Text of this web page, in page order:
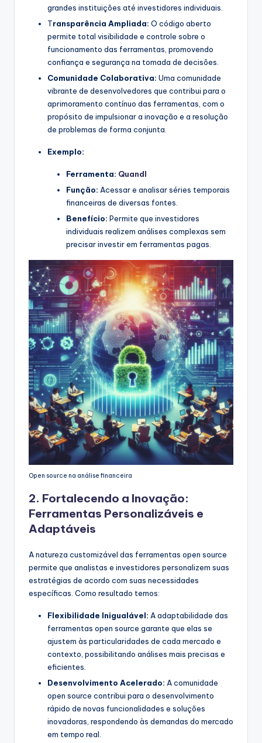
grandes instituições até investidores individuais.
Transparência Ampliada: O código aberto
permite total visibilidade e controle sobre o
funcionamento das ferramentas, promovendo
confiança e segurança na tomada de decisões.
Comunidade Colaborativa: Uma comunidade
vibrante de desenvolvedores que contribui para o
aprimoramento contínuo das ferramentas, com o
propósito de impulsionar a inovação e a resolução
de problemas de forma conjunta.
Exemplo:
Ferramenta: Quandl
Função: Acessar e analisar séries temporais
financeiras de diversas fontes.
Benefício: Permite que investidores
individuais realizem análises complexas sem
precisar investir em ferramentas pagas.
Open source na análise financeira
2. Fortalecendo a Inovação:
Ferramentas Personalizáveis e
Adaptáveis
A natureza customizável das ferramentas open source
permite que analistas e investidores personalizem suas
estratégias de acordo com suas necessidades
específicas. Como resultado temos:
Flexibilidade Inigualável: A adaptabilidade das
ferramentas open source garante que elas se
ajustem às particularidades de cada mercado e
contexto, possibilitando análises mais precisas e
eficientes.
Desenvolvimento Acelerado: A comunidade
open source contribui para o desenvolvimento
rápido de novas funcionalidades e soluções
inovadoras, respondendo às demandas do mercado
em tempo real.